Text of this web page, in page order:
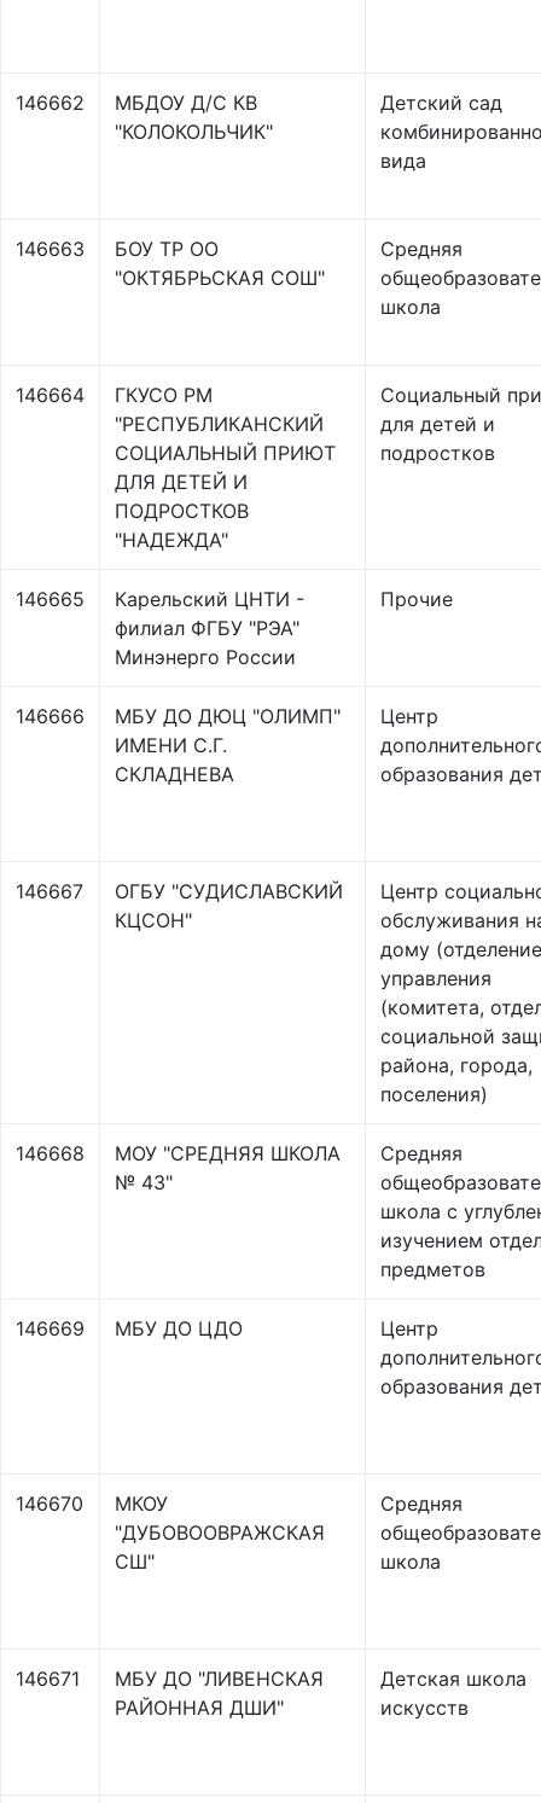
146662
МБДОУ Д/С КВ
"КОЛОКОЛЬЧИК"
Детский сад
вида
146663
БОУ ТР ОО
"ОКТЯБРЬСКАЯ СОШ"
Средняя
школа
146664
ГКУСО РМ
"РЕСПУБЛИКАНСКИЙ
СОЦИАЛЬНЫЙ ПРИЮТ
ДЛЯ ДЕТЕЙ И
ПОДРОСТКОВ
"НАДЕЖДА"
Социальный
для детей и
подростков
146665
Карельский ЦНТИ -
филиал ФГБУ "РЭА"
Минэнерго России
Прочие
146666
МБУ ДО ДЮЦ "ОЛИМП"
ИМЕНИ С.Г.
СКЛАДНЕВА
Центр
образования
146667
ОГБУ "СУДИСЛАВСКИЙ
КЦСОН"
Центр
обслуживания
дому
управления
(комитета,
социальной
района, города,
поселения)
146668
МОУ "СРЕДНЯЯ ШКОЛА
№ 43"
Средняя
школа с
изучением
предметов
146669 МБУ ДО ЦДО
Центр
образования
146670
МКОУ
"ДУБОВООВРАЖСКАЯ
СШ"
Средняя
школа
146671
МБУ ДО "ЛИВЕНСКАЯ
РАЙОННАЯ ДШИ"
Детская школа
искусств